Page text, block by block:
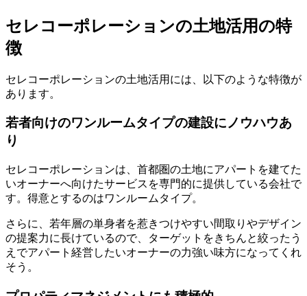
セレコーポレーションの土地活用の特
徴
セレコーポレーションの土地活用には、以下のような特徴が
あります。
若者向けのワンルームタイプの建設にノウハウあ
り
セレコーポレーションは、首都圏の土地にアパートを建てた
いオーナーへ向けたサービスを専門的に提供している会社で
す。得意とするのはワンルームタイプ。
さらに、若年層の単身者を惹きつけやすい間取りやデザイン
の提案力に長けているので、ターゲットをきちんと絞ったう
えでアパート経営したいオーナーの力強い味方になってくれ
そう。